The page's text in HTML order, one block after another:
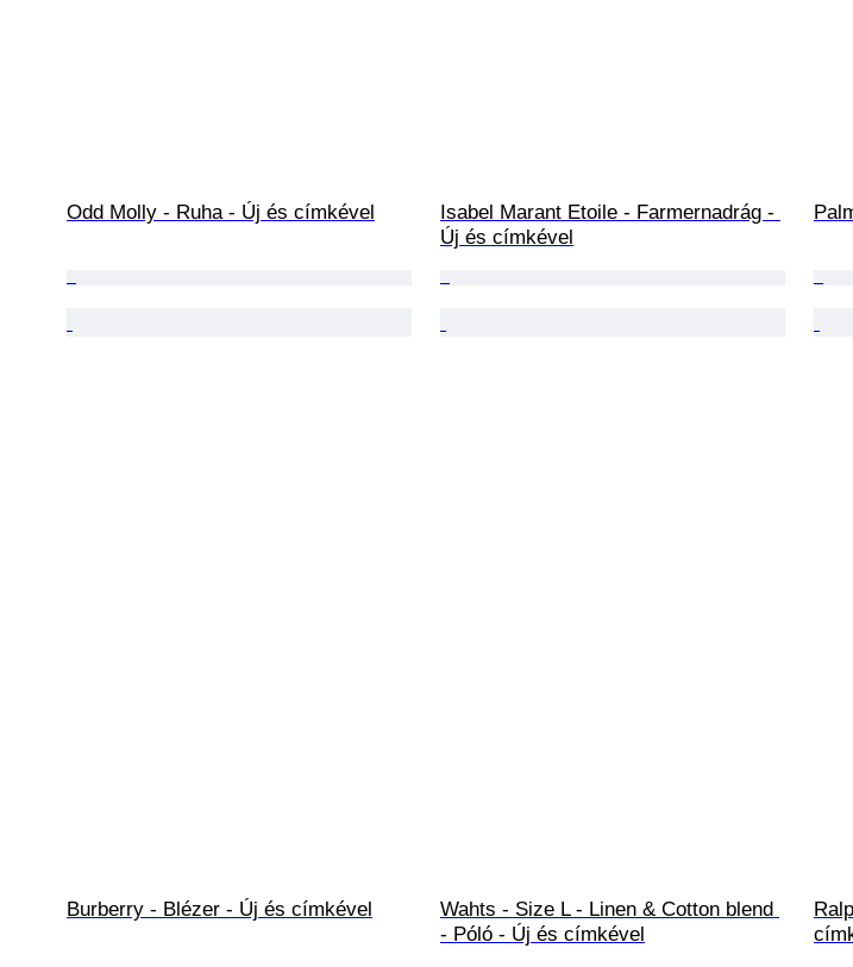
Odd Molly - Ruha - Új és címkével
Isabel Marant Etoile - Farmernadrág -
Új és címkével
Burberry - Blézer - Új és címkével
Wahts - Size L - Linen & Cotton blend
- Póló - Új és címkével